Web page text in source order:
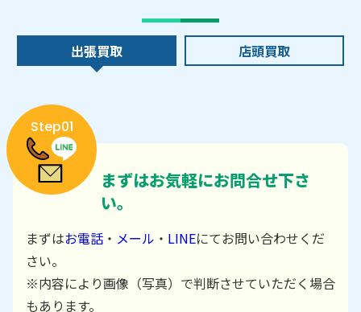
出張買取 店頭買取
Step01
まずはお気軽にお問合せ下さ
い。
まずはお電話 ・ メール ・ LINEにてお問い合わせくだ
さい。
※内容により画像（写真）で判断させていただく場合
もあります。